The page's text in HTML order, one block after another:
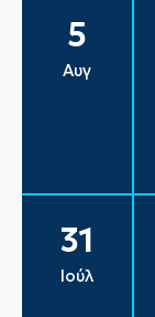
5
Αυγ
31
Ιούλ